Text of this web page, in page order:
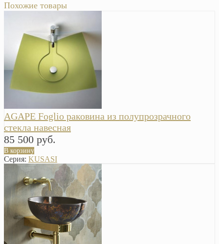
Похожие товары
AGAPE Foglio раковина из полупрозрачного
стекла навесная
85 500 руб.
В корзину
Серия: KUSASI